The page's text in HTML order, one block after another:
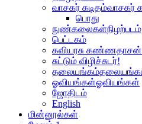
வாசகர் கடிதம்வாசகர்
பொது
நுண்கலைகள்
பெட்டகம்
கவியரசு கண்ணதாசன்
சுட்டும் விழிச்சுடர்!
தலையங்கம்
ஓவியங்கள்ஓவியங்கள்
ஜோதிடம்
English
மின்னூல்கள்